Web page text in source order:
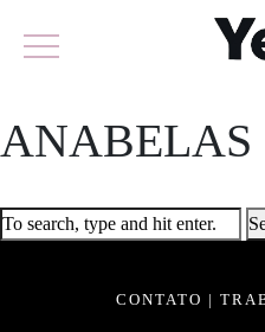
ANABELAS
CONTATO |